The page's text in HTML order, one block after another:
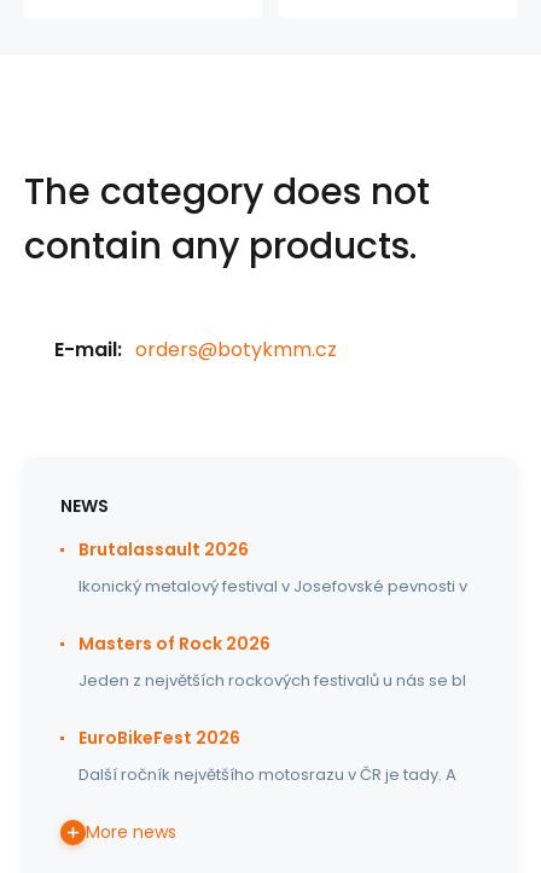
The category does not
contain any products.
E-mail: orders@botykmm.cz
NEWS
Brutalassault 2026
Ikonický metalový festival v Josefovské pevnosti v
Masters of Rock 2026
Jeden z největších rockových festivalů u nás se bl
EuroBikeFest 2026
Další ročník největšího motosrazu v ČR je tady. A
More news